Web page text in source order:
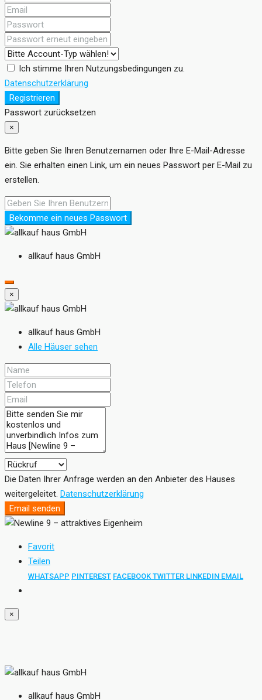
Ich stimme Ihren Nutzungsbedingungen zu.
Datenschutzerklärung
Registrieren
Passwort zurücksetzen
×
Bitte geben Sie Ihren Benutzernamen oder Ihre E-Mail-Adresse
ein. Sie erhalten einen Link, um ein neues Passwort per E-Mail zu
erstellen.
Bekomme ein neues Passwort
allkauf haus GmbH
×
allkauf haus GmbH
Alle Häuser sehen
Die Daten Ihrer Anfrage werden an den Anbieter des Hauses
weitergeleitet. Datenschutzerklärung
Email senden
Favorit
Teilen
WHATSAPP PINTEREST FACEBOOK TWITTER LINKEDIN EMAIL
×
allkauf haus GmbH